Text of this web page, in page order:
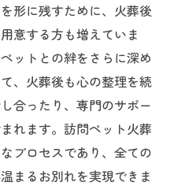
形に残すために、火葬後
意する方も増えていま
ットとの絆をさらに深め
、火葬後も心の整理を続
合ったり、専門のサポー
れます。訪問ペット火葬
プロセスであり、全ての
まるお別れを実現できま